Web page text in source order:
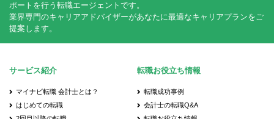
ポートを行う転職エージェントです。
業界専門のキャリアアドバイザーがあなたに最適なキャリアプランをご
提案します。
サービス紹介
マイナビ転職 会計士とは？
はじめての転職
転職お役立ち情報
転職成功事例
会計士の転職Q&A